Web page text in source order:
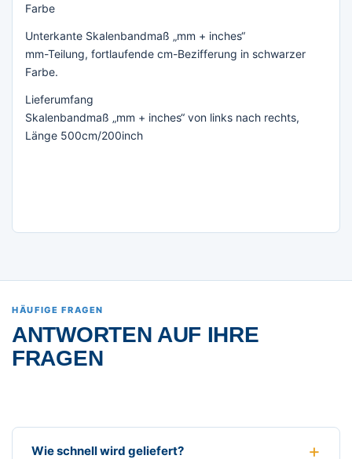
Farbe
Unterkante Skalenbandmaß „mm + inches“
mm-Teilung, fortlaufende cm-Bezifferung in schwarzer
Farbe.
Lieferumfang
Skalenbandmaß „mm + inches“ von links nach rechts,
Länge 500cm/200inch
HÄUFIGE FRAGEN
ANTWORTEN AUF IHRE
FRAGEN
Wie schnell wird geliefert?